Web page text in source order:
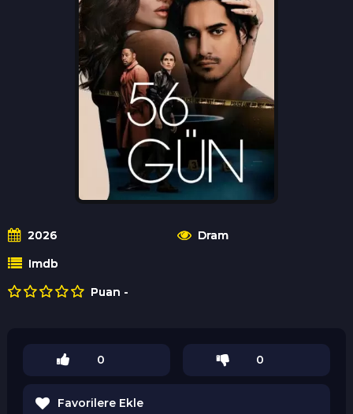
2026
Dram
Imdb
Puan -
0 0
Favorilere Ekle